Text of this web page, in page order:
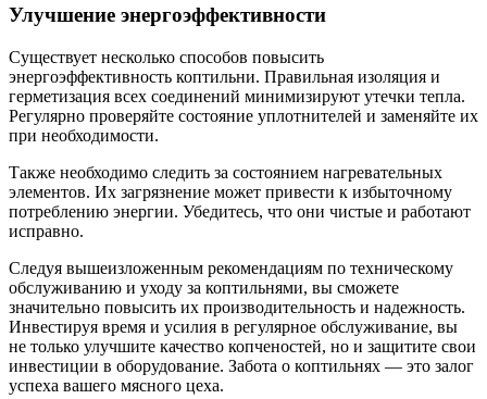
Улучшение энергоэффективности
Существует несколько способов повысить
энергоэффективность коптильни. Правильная изоляция и
герметизация всех соединений минимизируют утечки тепла.
Регулярно проверяйте состояние уплотнителей и заменяйте их
при необходимости.
Также необходимо следить за состоянием нагревательных
элементов. Их загрязнение может привести к избыточному
потреблению энергии. Убедитесь, что они чистые и работают
исправно.
Следуя вышеизложенным рекомендациям по техническому
обслуживанию и уходу за коптильнями, вы сможете
значительно повысить их производительность и надежность.
Инвестируя время и усилия в регулярное обслуживание, вы
не только улучшите качество копченостей, но и защитите свои
инвестиции в оборудование. Забота о коптильнях — это залог
успеха вашего мясного цеха.